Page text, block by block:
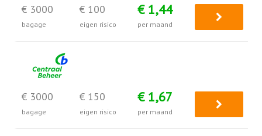
€ 3000
bagage
€ 100
eigen risico
€ 1,44
per maand
€ 3000
bagage
€ 150
eigen risico
€ 1,67
per maand